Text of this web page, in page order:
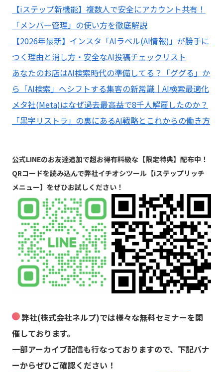
【iステップ新機能】複数人で安全にアカウント共有！
「メンバー管理」の使い方を徹底解説
【2026年最新】インスタ「AIラベル(AI情報)」が勝手に
つく理由と消し方・安全なAI投稿チェックリスト
あなたのお店はAI検索時代の準備してる？「ググる」か
ら「AI検索」へシフトする集客の新常識｜AI検索最適化
メタ社(Meta)はなぜ過去最高益で8千人解雇したのか？
「黒字リストラ」の裏にあるAI戦略とこれからの働き方
公式LINEのお友達追加で超お得有料級な【限定特典】配布中！
QRコードを読み込んで弊社イチオシツール【iステップリッチ
メニュー】をぜひお試しください！
弊社(株式会社ネルプ)では様々な無料セミナーを開
催しております。
一部アーカイブ配信も行なっておりますので、下記バナ
ーからぜひご確認ください！